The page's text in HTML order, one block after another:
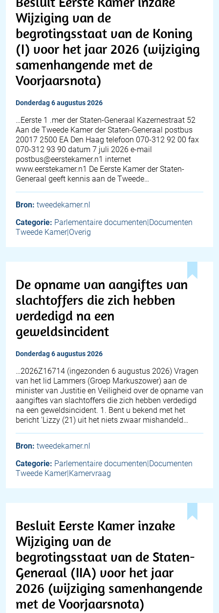
Wijziging van de
begrotingsstaat van de Koning
(I) voor het jaar 2026 (wijziging
samenhangende met de
Voorjaarsnota)
donderdag 6 augustus 2026
…Eerste 1 .mer der Staten-Generaal Kazernestraat 52
Aan de Tweede Kamer der Staten-Generaal postbus
20017 2500 EA Den Haag telefoon 070-312 92 00 fax
070-312 93 90 datum 7 juli 2026 e-mail
postbus@eerstekamer.n1 internet
www.eerstekamer.n1 De Eerste Kamer der Staten-
Generaal geeft kennis aan de Tweede…
Bron: tweedekamer.nl
Categorie: Parlementaire documenten|Documenten
Tweede Kamer|Overig
De opname van aangiftes van
slachtoffers die zich hebben
verdedigd na een
geweldsincident
donderdag 6 augustus 2026
… 2026Z16714 (ingezonden 6 augustus 2026) Vragen
van het lid Lammers (Groep Markuszower) aan de
minister van Justitie en Veiligheid over de opname van
aangiftes van slachtoffers die zich hebben verdedigd
na een geweldsincident. 1. Bent u bekend met het
bericht 'Lizzy (21) uit het niets zwaar mishandeld…
Bron: tweedekamer.nl
Categorie: Parlementaire documenten|Documenten
Tweede Kamer|Kamervraag
Besluit Eerste Kamer inzake
Wijziging van de
begrotingsstaat van de Staten-
Generaal (IIA) voor het jaar
2026 (wijziging samenhangende
met de Voorjaarsnota)